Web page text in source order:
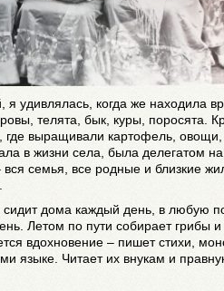
удивлялась, когда же находила
телята, бык, куры, поросята.
где выращивали картофель,
в жизни села, была делегатом на
семья, все родные и близкие
дома каждый день, в любую
Летом по пути собирает грибы и
вдохновение – пишет стихи,
языке. Читает их внукам и